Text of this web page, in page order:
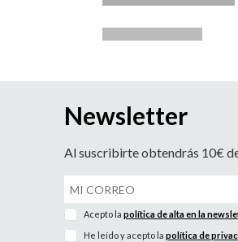
Newsletter
Al suscribirte obtendrás 10€
Acepto lapolítica de alta en la
He leído y acepto lapolítica de